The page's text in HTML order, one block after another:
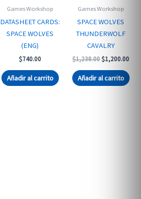
Games Workshop
DATASHEET CARDS:
SPACE WOLVES
(ENG)
$740.00
Añadir al carrito
Games Workshop
SPACE WOLVES
THUNDERWOLF
CAVALRY
$1,238.00 Original
was:
$1,238.00.
$1,200.00
is:
Añadir al carrito